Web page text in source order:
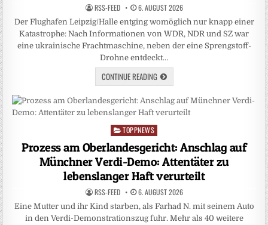
RSS-FEED 6. AUGUST 2026
Der Flughafen Leipzig/Halle entging womöglich nur knapp einer
Katastrophe: Nach Informationen von WDR, NDR und SZ war
eine ukrainische Frachtmaschine, neben der eine Sprengstoff-
Drohne entdeckt…
CONTINUE READING
Posted
TOPPNEWS
Prozess am Oberlandesgericht: Anschlag auf
Münchner Verdi-Demo: Attentäter zu
lebenslanger Haft verurteilt
RSS-FEED 6. AUGUST 2026
Eine Mutter und ihr Kind starben, als Farhad N. mit seinem Auto
in den Verdi-Demonstrationszug fuhr. Mehr als 40 weitere